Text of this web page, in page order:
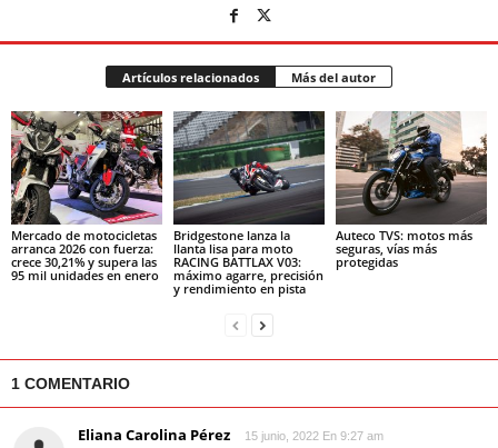
Artículos relacionados Más del autor
Mercado de motocicletas
arranca 2026 con fuerza:
crece 30,21% y supera las
95 mil unidades en enero
Bridgestone lanza la
llanta lisa para moto
RACING BATTLAX V03:
máximo agarre, precisión
y rendimiento en pista
Auteco TVS: motos más
seguras, vías más
protegidas
1 COMENTARIO
Eliana Carolina Pérez 15 junio, 2022 En 9:27 am